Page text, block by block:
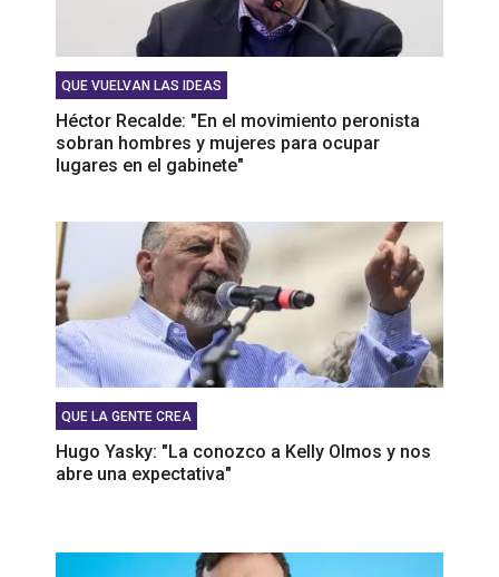
QUE VUELVAN LAS IDEAS
Héctor Recalde: "En el movimiento peronista
sobran hombres y mujeres para ocupar
lugares en el gabinete"
QUE LA GENTE CREA
Hugo Yasky: "La conozco a Kelly Olmos y nos
abre una expectativa"